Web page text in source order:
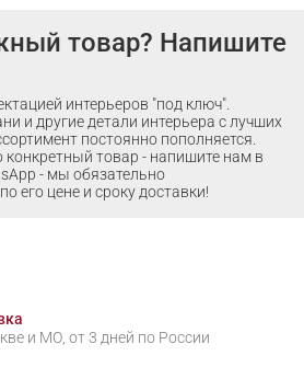
товар? Напишите
интерьеров "под ключ".
и другие детали интерьера с лучших
постоянно пополняется.
конкретный товар - напишите нам в
- мы обязательно
его цене и сроку доставки!
и МО, от 3 дней по России